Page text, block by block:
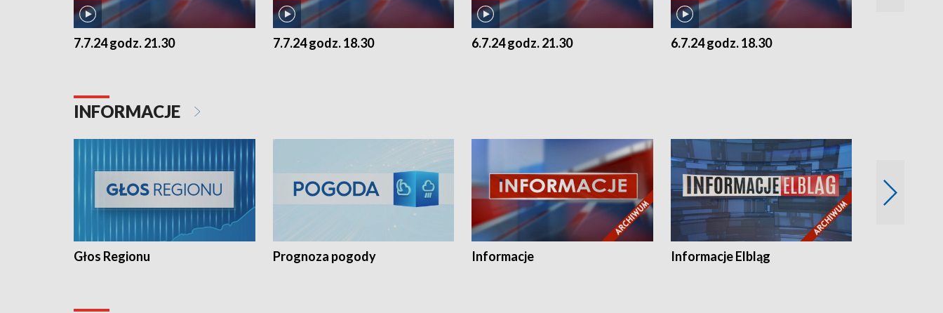
7.7.24 godz. 21.30 7.7.24 godz. 18.30 6.7.24 godz. 21.30 6.7.24 godz. 18.30
INFORMACJE
Głos Regionu Prognoza pogody Informacje Informacje Elbląg